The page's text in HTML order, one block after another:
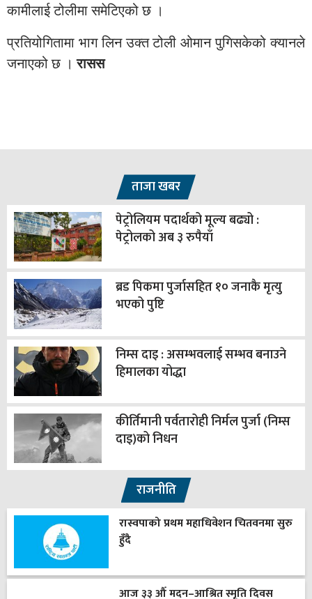
कामीलाई टोलीमा समेटिएको छ ।
प्रतियोगितामा भाग लिन उक्त टोली ओमान पुगिसकेको क्यानले
जनाएको छ ।रासस
ताजा खबर
पेट्रोलियम पदार्थको मूल्य बढ्यो :
पेट्रोलको अब ३ रुपैयाँ
ब्रड पिकमा पुर्जासहित १० जनाकै मृत्यु
भएको पुष्टि
निम्स दाइ : असम्भवलाई सम्भव बनाउने
हिमालका योद्धा
कीर्तिमानी पर्वतारोही निर्मल पुर्जा (निम्स
दाइ)को निधन
राजनीति
रास्वपाको प्रथम महाधिवेशन चितवनमा सुरु
हुँदै
आज ३३ औँ मदन–आश्रित स्मृति दिवस